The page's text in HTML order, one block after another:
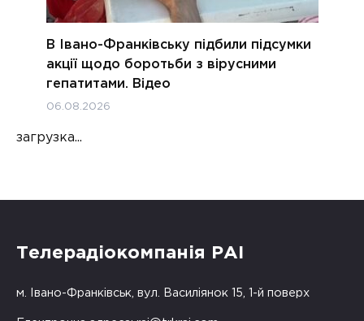
В Івано-Франківську підбили підсумки
акції щодо боротьби з вірусними
гепатитами. Відео
06.08.2026
загрузка...
Телерадіокомпанія РАІ
м. Івано-Франківськ, вул. Василіянок 15, 1-й поверх